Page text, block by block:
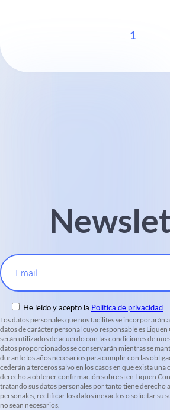
1
Email
He leído y acepto la Política de privacidad
Los datos personales que nos facilites se incorporarán
datos de carácter personal cuyo responsable es
serán utilizados de acuerdo con las condiciones de
datos proporcionados se conservarán mientras se
durante los años necesarios para cumplir con las
cederán a terceros salvo en los casos en que exista
derecho a obtener confirmación sobre si en Liquen
tratando sus datos personales por tanto tiene derecho
personales, rectificar los datos inexactos o solicitar su
no sean necesarios.